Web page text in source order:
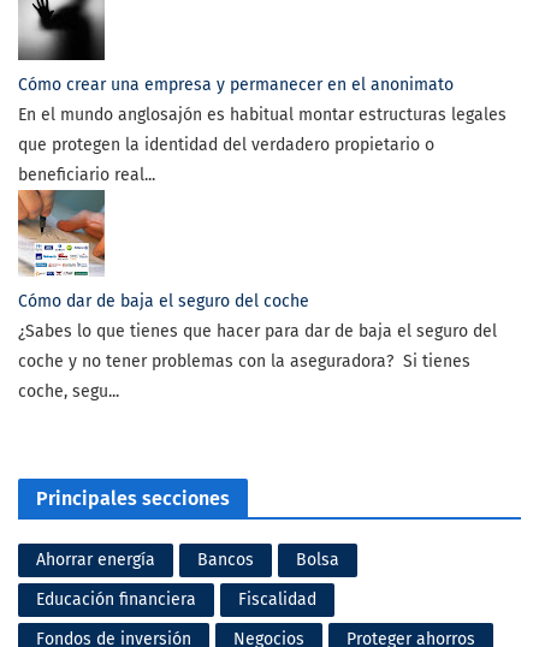
Cómo crear una empresa y permanecer en el anonimato
En el mundo anglosajón es habitual montar estructuras legales
que protegen la identidad del verdadero propietario o
beneficiario real...
Cómo dar de baja el seguro del coche
¿Sabes lo que tienes que hacer para dar de baja el seguro del
coche y no tener problemas con la aseguradora? Si tienes
coche, segu...
Principales secciones
Ahorrar energía Bancos
Bolsa
Educación financiera
Fiscalidad
Fondos de inversión
Negocios Proteger ahorros